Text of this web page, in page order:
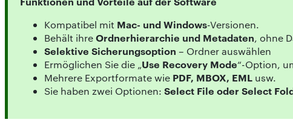
Kompatibel mit Mac- und Windows-Versionen.
Behält ihreOrdnerhierarchie und Metadaten, ohne
Selektive Sicherungsoption – Ordner auswählen
Ermöglichen Sie die „Use Recovery Mode“-Option,
Mehrere Exportformate wie PDF, MBOX, EML usw.
Sie haben zwei Optionen: Select File oder Select